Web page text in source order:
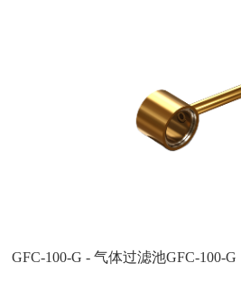
GFC-100-G - 气体过滤池GFC-100-G